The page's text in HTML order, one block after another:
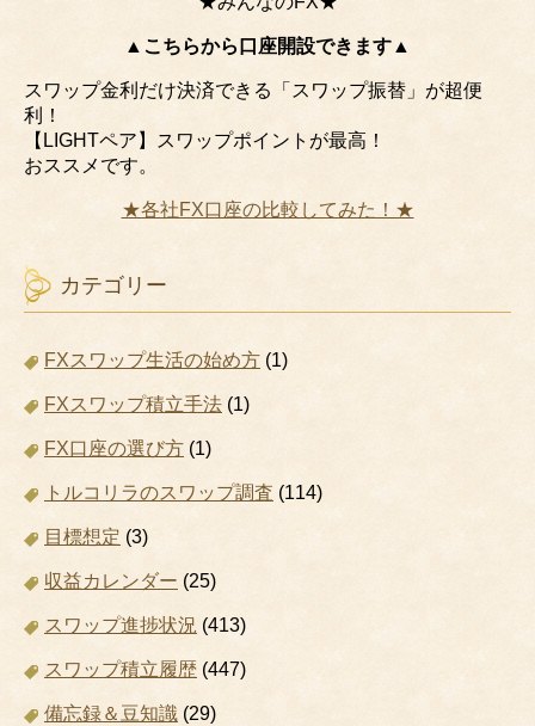
▲こちらから口座開設できます▲
スワップ金利だけ決済できる「スワップ振替」が超便
利！
【LIGHTペア】スワップポイントが最高！
おススメです。
★各社FX口座の比較してみた！★
カテゴリー
FXスワップ生活の始め方 (1)
FXスワップ積立手法 (1)
FX口座の選び方 (1)
トルコリラのスワップ調査 (114)
目標想定 (3)
収益カレンダー (25)
スワップ進捗状況 (413)
スワップ積立履歴 (447)
備忘録＆豆知識 (29)